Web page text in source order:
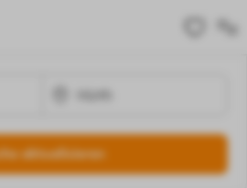
aktualisieren